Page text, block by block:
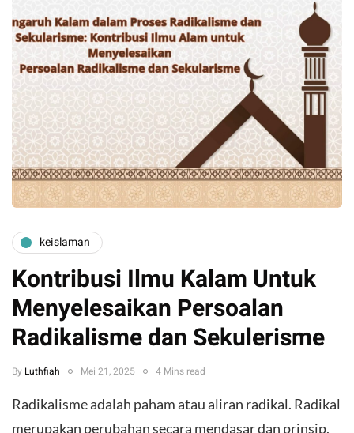
keislaman
Kontribusi Ilmu Kalam Untuk
Menyelesaikan Persoalan
Radikalisme dan Sekulerisme
By Luthfiah Mei 21, 2025 4 Mins read
Radikalisme adalah paham atau aliran radikal. Radikal
merupakan perubahan secara mendasar dan prinsip,